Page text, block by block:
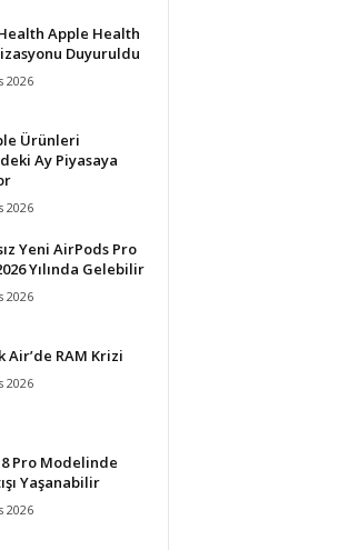
Apple Health
Duyuruldu
2026
Ürünleri
Ay Piyasaya
2026
Yeni AirPods Pro
Yılında Gelebilir
2026
Air’de RAM Krizi
2026
Pro Modelinde
Yaşanabilir
2026